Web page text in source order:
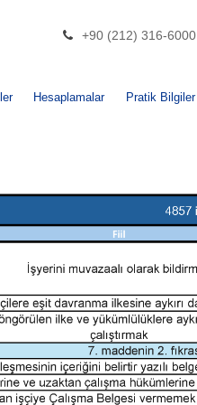
+90 (212) 316-6000
Hesaplamalar Pratik Bilgiler